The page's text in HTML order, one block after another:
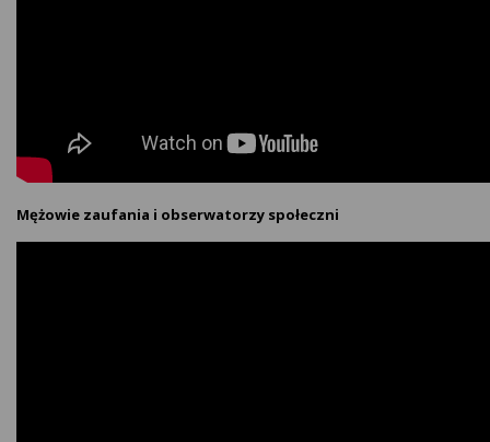
Mężowie zaufania i obserwatorzy społeczni